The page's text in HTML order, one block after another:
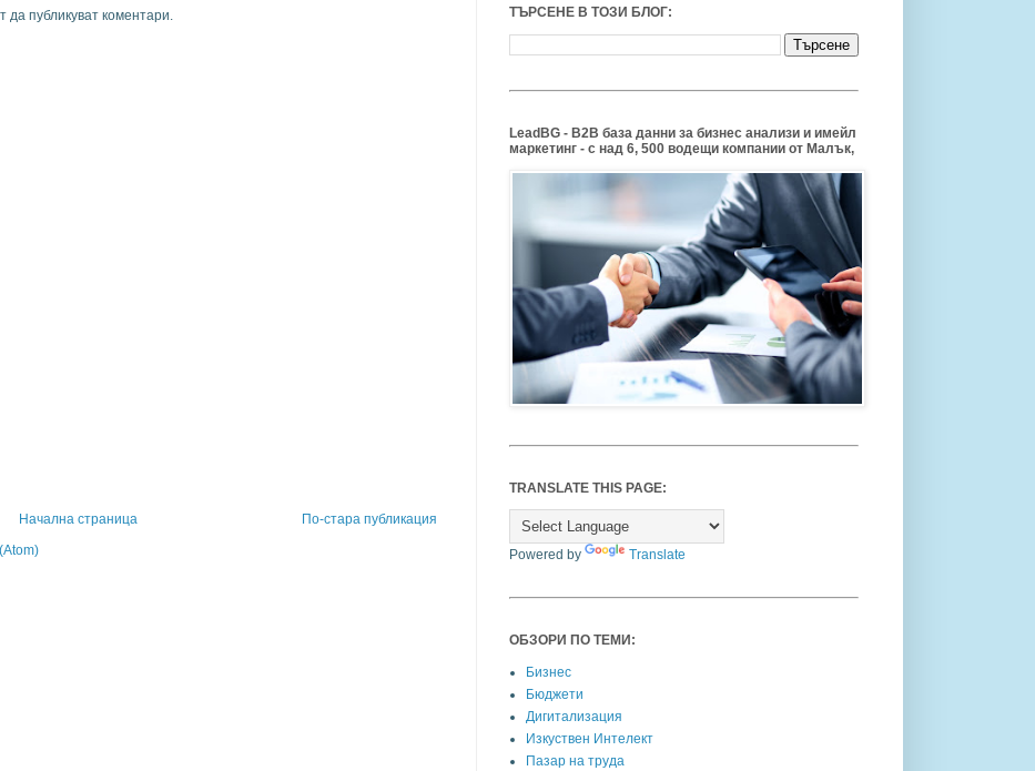
публикуват коментари.
По-стара публикация
Начална страница
ТЪРСЕНЕ В ТОЗИ БЛОГ:
LeadBG - B2B база данни за бизнес анализи и имейл
маркетинг - с над 6, 500 водещи компании от Малък,
TRANSLATE THIS PAGE:
Powered by Translate
ОБЗОРИ ПО ТЕМИ:
Бизнес
Бюджети
Дигитализация
Изкуствен Интелект
Пазар на труда